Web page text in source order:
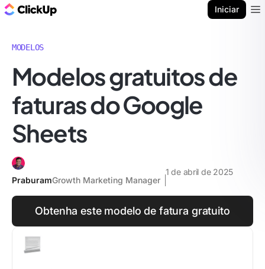
Iniciar
MODELOS
Modelos gratuitos de
faturas do Google
Sheets
PraburamGrowth Marketing Manager
1 de abril de 2025
Obtenha este modelo de fatura gratuito